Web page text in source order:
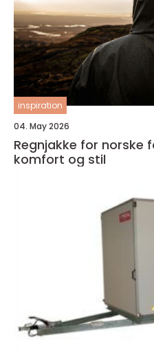
inspiration
04. May 2026
Regnjakke for norske
komfort og stil